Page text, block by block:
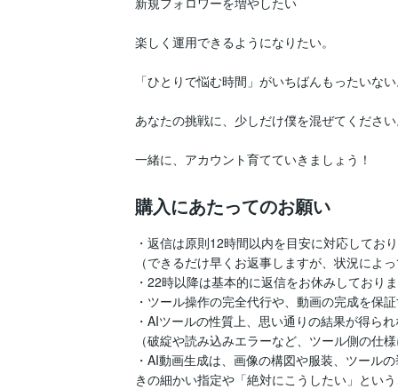
楽しく運用できるようになりたい。
「ひとりで悩む時間」がいちばんもったいない
あなたの挑戦に、少しだけ僕を混ぜてください
一緒に、アカウント育てていきましょう！
購入にあたってのお願い
・返信は原則12時間以内を目安に対応しており
（できるだけ早くお返事しますが、状況によ
・22時以降は基本的に返信をお休みしており
・ツール操作の完全代行や、動画の完成を保
・AIツールの性質上、思い通りの結果が得られ
（破綻や読み込みエラーなど、ツール側の仕
・AI動画生成は、画像の構図や服装、ツール
きの細かい指定や「絶対にこうしたい」とい